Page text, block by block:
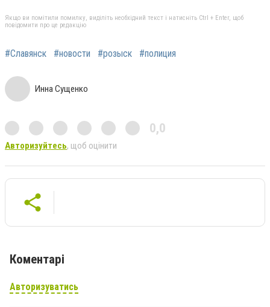
Якщо ви помітили помилку, виділіть необхідний текст і натисніть Ctrl + Enter, щоб
повідомити про це редакцію
#Славянск #новости #розыск #полиция
Инна Сущенко
0,0
Авторизуйтесь, щоб оцінити
Коментарі
Авторизуватись